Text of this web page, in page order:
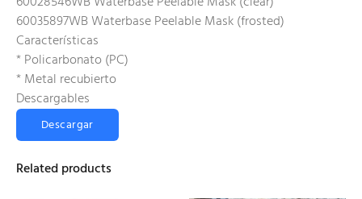
60035897WB Waterbase Peelable Mask (frosted)
Características
* Policarbonato (PC)
* Metal recubierto
Descargables
Descargar
Related products